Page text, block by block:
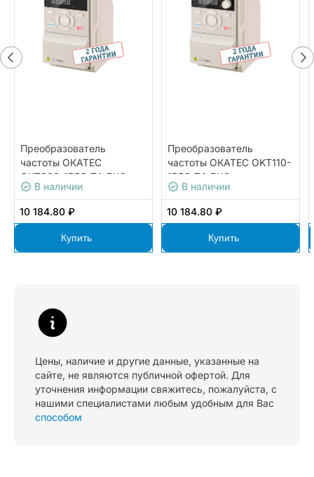
Преобразователь
частоты ОКАТЕС
OKT200-1R5G-T4-BX0
В наличии
10 184.80 ₽
Купить
Преобразователь
частоты ОКАТЕС OKT110-
1R5G-T4-BX0
В наличии
10 184.80 ₽
Купить
Цены, наличие и другие данные, указанные на
сайте, не являются публичной офертой. Для
уточнения информации свяжитесь, пожалуйста, с
нашими специалистами любым удобным для Вас
способом